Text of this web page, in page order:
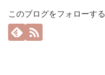
このブログをフォローする